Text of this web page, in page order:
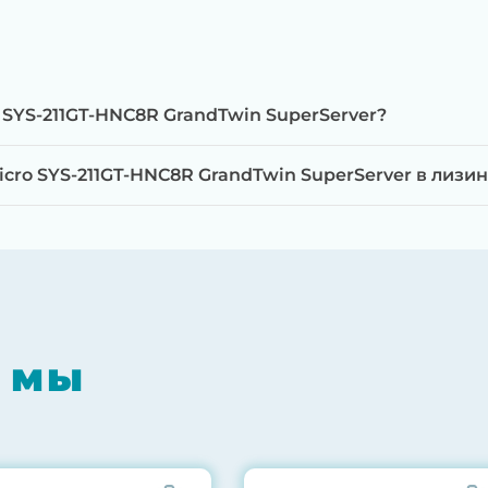
на специализированном оборудовании с
нагрузкой в течение 72 часов для проверки
211GT-HNC8R GrandTwin SuperServer?
SYS-211GT-HNC8R GrandTwin SuperServer в
мы